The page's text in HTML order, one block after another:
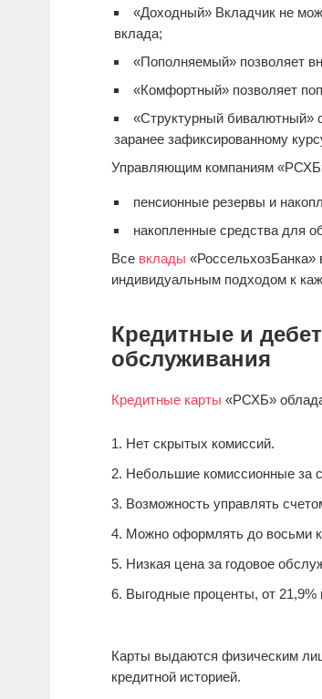
«Доходный» Вкладчик не
вклада;
«Пополняемый» позволяет
«Комфортный» позволяет
«Структурный бивалютный»
заранее зафиксированному
Управляющим компаниям
пенсионные резервы и
накопленные средства для
Все вклады
индивидуальным подходом к
Кредитные и
обслуживания
Кредитные карты «РСХБ»
Нет скрытых комиссий.
Небольшие комиссионные за
Возможность управлять
Можно оформлять до восьми
Низкая цена за годовое
Выгодные проценты, от 21,9%
Карты выдаются физическим
кредитной историей.